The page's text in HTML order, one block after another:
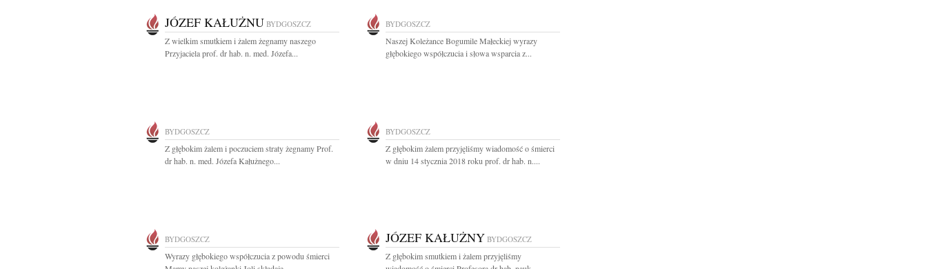
JÓZEF KAŁUŻNU BYDGOSZCZ
Z wielkim smutkiem i żalem żegnamy naszego
Przyjaciela prof. dr hab. n. med. Józefa...
BYDGOSZCZ
Naszej Koleżance Bogumile Małeckiej wyrazy
głębokiego współczucia i słowa wsparcia z...
BYDGOSZCZ
Z głębokim żalem i poczuciem straty żegnamy Prof.
dr hab. n. med. Józefa Kałużnego...
BYDGOSZCZ
Z głębokim żalem przyjęliśmy wiadomość o śmierci
w dniu 14 stycznia 2018 roku prof. dr hab. n....
BYDGOSZCZ
Wyrazy głębokiego współczucia z powodu śmierci
JÓZEF KAŁUŻNY BYDGOSZCZ
Z głębokim smutkiem i żalem przyjęliśmy